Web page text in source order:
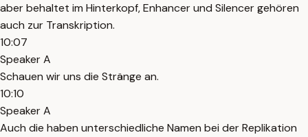
aber behaltet im Hinterkopf, Enhancer und Silencer gehören
auch zur Transkription.
10:07
Speaker A
Schauen wir uns die Stränge an.
10:10
Speaker A
Auch die haben unterschiedliche Namen bei der Replikation